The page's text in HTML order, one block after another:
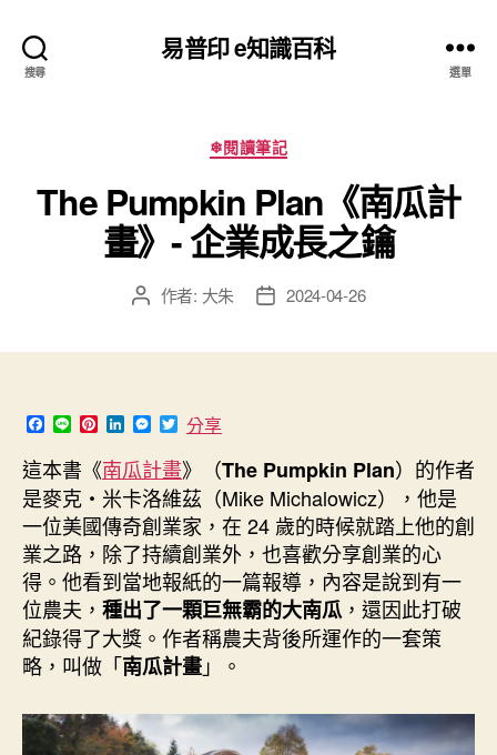
搜尋
易普印 e知識百科
選單
分
類
❄閱讀筆記
The Pumpkin Plan《南瓜計
畫》- 企業成長之鑰
文 作者: 大朱
文 2024-04-26
F
a
c
e
b
o
o
k
L
n
e
P
n
t
e
r
e
s
t
L
n
k
e
d
I
n
M
e
s
s
e
n
g
e
r
T
w
i
t
t
e
r
分享
這本書《南瓜計畫》（The Pumpkin Plan）的作者
是麥克・米卡洛維茲（Mike Michalowicz），他是
一位美國傳奇創業家，在 24 歲的時候就踏上他的創
業之路，除了持續創業外，也喜歡分享創業的心
得。他看到當地報紙的一篇報導，內容是說到有一
位農夫， 種出了一顆巨無霸的大南瓜 ，還因此打破
紀錄得了大獎。作者稱農夫背後所運作的一套策
略，叫做「南瓜計畫」。